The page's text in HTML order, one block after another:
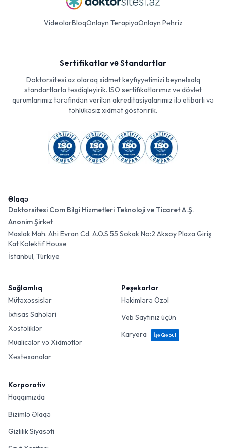
VideolarBloqOnlayn TerapiyaOnlayn Pəhriz
Sertifikatlar və Standartlar
Doktorsitesi.az olaraq xidmət keyfiyyətimizi beynəlxalq
standartlarla təsdiqləyirik. ISO sertifikatlarımız və dövlət
qurumlarımız tərəfindən verilən akreditasiyalarımız ilə etibarlı və
təhlükəsiz xidmət göstəririk.
Əlaqə
Doktorsitesi Com Bilgi Hizmetleri Teknoloji ve Ticaret A.Ş.
Anonim Şirkət
Maslak Mah. Ahi Evran Cd. A.O.S 55 Sokak No:2 Aksoy Plaza Giriş
Kat Kolektif House
İstanbul, Türkiye
Sağlamlıq
Mütəxəssislər
İxtisas Sahələri
Xəstəliklər
Müalicələr və Xidmətlər
Xəstəxanalar
Peşəkarlar
Həkimlərə Özəl
Veb Saytınız üçün
Karyera
İşə Qəbul
Korporativ
Haqqımızda
Bizimlə Əlaqə
Gizlilik Siyasəti